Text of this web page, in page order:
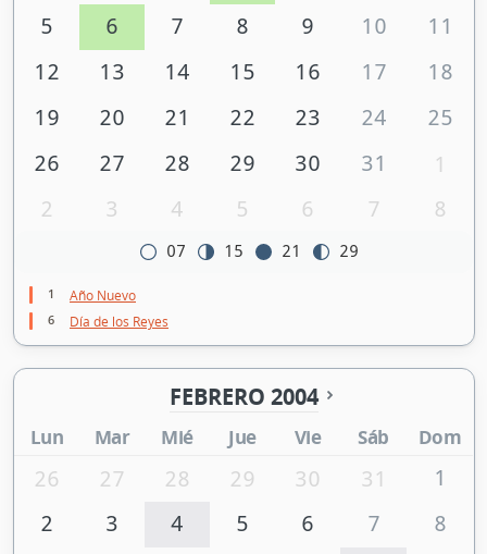
5
6 7 8 9 10
11
12
13 14 15 16 17
18
19
20 21 22 23 24
25
26
27 28 29 30 31
1
2
3 4 5 6 7 8
07 15 21 29
1 Año Nuevo
6 Día de los Reyes
FEBRERO 2004
Lun Mar Mié Jue Vie Sáb Dom
26 27 28 29 30 31
1
2
3 4 5 6 7
8